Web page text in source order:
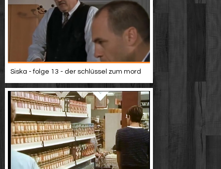
Siska - folge 13 - der schlüssel zum mord